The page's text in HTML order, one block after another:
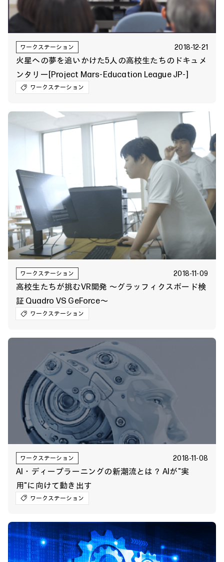
ワークステーション 2018-12-21
火星への夢を追いかけた5人の高校生たちのドキュメ
ンタリー[Project Mars-Education League JP-]
ワークステーション
ワークステーション 2018-11-09
高校生たちが挑むVR開発 ～グラッフィクスボード検
証 Quadro VS GeForce～
ワークステーション
ワークステーション 2018-11-08
AI・ディープラーニングの新潮流とは？ AIが"実
用"に向けて動き出す
ワークステーション